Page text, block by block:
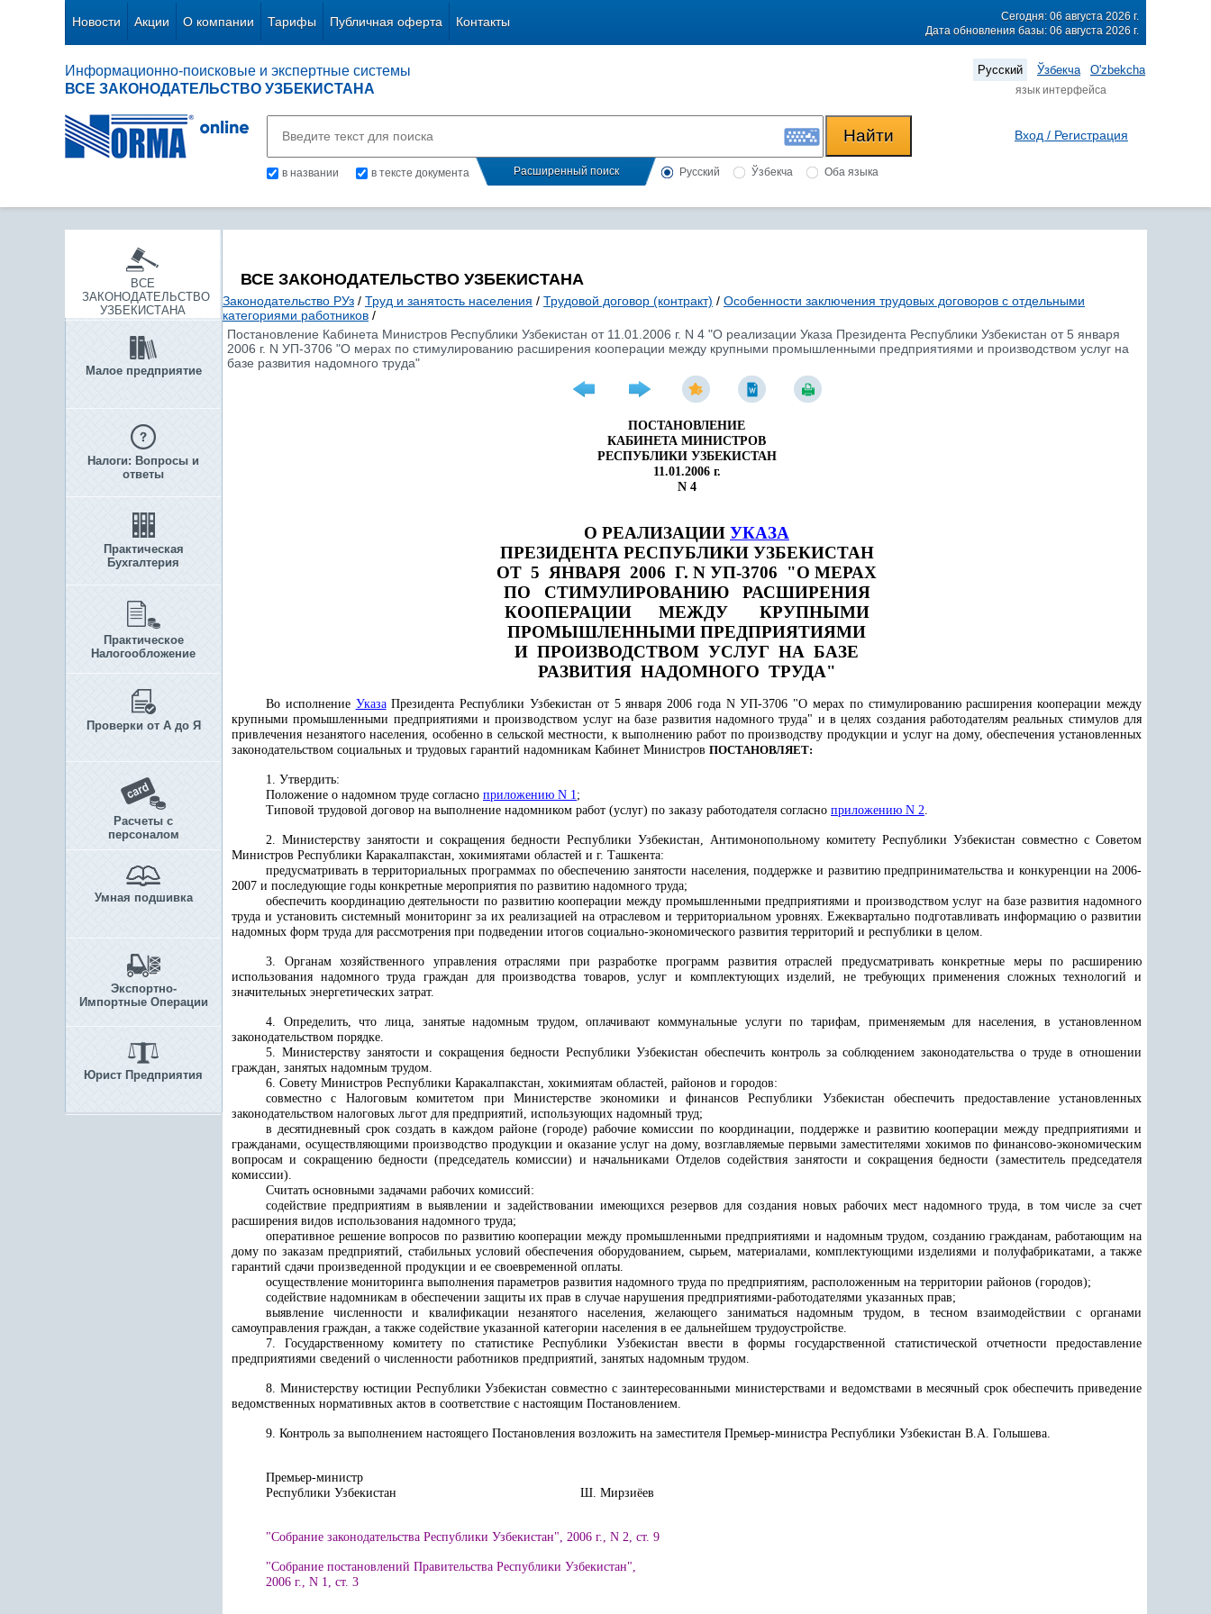
Новости Акции О компании Тарифы Публичная оферта Контакты
Сегодня: 06 августа 2026 г.
Дата обновления базы: 06 августа 2026 г.
Информационно-поисковые и экспертные системы
ВСЕ ЗАКОНОДАТЕЛЬСТВО УЗБЕКИСТАНА
Русский Ўзбекча O'zbekcha
язык интерфейса
в названии в тексте документа Расширенный поиск Русский Ўзбекча Оба языка
Вход / Регистрация
ВСЕ
ЗАКОНОДАТЕЛЬСТВО
УЗБЕКИСТАНА
Малое предприятие
Налоги: Вопросы и
ответы
Практическая
Бухгалтерия
Практическое
Налогообложение
Проверки от А до Я
Расчеты с
персоналом
Умная подшивка
Экспортно-
Импортные Операции
Юрист Предприятия
ВСЕ ЗАКОНОДАТЕЛЬСТВО УЗБЕКИСТАНА
Законодательство РУз / Труд и занятость населения / Трудовой договор (контракт) / Особенности заключения трудовых договоров с отдельными
категориями работников /
Постановление Кабинета Министров Республики Узбекистан от 11.01.2006 г. N 4 "О реализации Указа Президента Республики Узбекистан от 5 января
2006 г. N УП-3706 "О мерах по стимулированию расширения кооперации между крупными промышленными предприятиями и производством услуг на
базе развития надомного труда"
ПОСТАНОВЛЕНИЕ
КАБИНЕТА МИНИСТРОВ
РЕСПУБЛИКИ УЗБЕКИСТАН
11.01.2006 г.
N 4
О РЕАЛИЗАЦИИ УКАЗА
ПРЕЗИДЕНТА РЕСПУБЛИКИ УЗБЕКИСТАН
ОТ 5 ЯНВАРЯ 2006 Г. N УП-3706 "О МЕРАХ
ПО СТИМУЛИРОВАНИЮ РАСШИРЕНИЯ
КООПЕРАЦИИ МЕЖДУ КРУПНЫМИ
ПРОМЫШЛЕННЫМИ ПРЕДПРИЯТИЯМИ
И ПРОИЗВОДСТВОМ УСЛУГ НА БАЗЕ
РАЗВИТИЯ НАДОМНОГО ТРУДА"
Во исполнение УказаПрезидента Республики Узбекистан от 5 января 2006 года N УП-3706 "О мерах по стимулированию расширения кооперации между
крупными промышленными предприятиями и производством услуг на базе развития надомного труда" и в целях создания работодателям реальных стимулов для
привлечения незанятого населения, особенно в сельской местности, к выполнению работ по производству продукции и услуг на дому, обеспечения установленных
законодательством социальных и трудовых гарантий надомникам Кабинет Министров ПОСТАНОВЛЯЕТ:
1. Утвердить:
Положение о надомном труде согласно приложению N 1;
Типовой трудовой договор на выполнение надомником работ (услуг) по заказу работодателя согласно приложению N 2.
2. Министерству занятости и сокращения бедности Республики Узбекистан, Антимонопольному комитету Республики Узбекистан совместно с Советом
Министров Республики Каракалпакстан, хокимиятами областей и г. Ташкента:
предусматривать в территориальных программах по обеспечению занятости населения, поддержке и развитию предпринимательства и конкуренции на 2006-
2007 и последующие годы конкретные мероприятия по развитию надомного труда;
обеспечить координацию деятельности по развитию кооперации между промышленными предприятиями и производством услуг на базе развития надомного
труда и установить системный мониторинг за их реализацией на отраслевом и территориальном уровнях. Ежеквартально подготавливать информацию о развитии
надомных форм труда для рассмотрения при подведении итогов социально-экономического развития территорий и республики в целом.
3. Органам хозяйственного управления отраслями при разработке программ развития отраслей предусматривать конкретные меры по расширению
использования надомного труда граждан для производства товаров, услуг и комплектующих изделий, не требующих применения сложных технологий и
значительных энергетических затрат.
4. Определить, что лица, занятые надомным трудом, оплачивают коммунальные услуги по тарифам, применяемым для населения, в установленном
законодательством порядке.
5. Министерству занятости и сокращения бедности Республики Узбекистан обеспечить контроль за соблюдением законодательства о труде в отношении
граждан, занятых надомным трудом.
6. Совету Министров Республики Каракалпакстан, хокимиятам областей, районов и городов:
совместно с Налоговым комитетом при Министерстве экономики и финансов Республики Узбекистан обеспечить предоставление установленных
законодательством налоговых льгот для предприятий, использующих надомный труд;
в десятидневный срок создать в каждом районе (городе) рабочие комиссии по координации, поддержке и развитию кооперации между предприятиями и
гражданами, осуществляющими производство продукции и оказание услуг на дому, возглавляемые первыми заместителями хокимов по финансово-экономическим
вопросам и сокращению бедности (председатель комиссии) и начальниками Отделов содействия занятости и сокращения бедности (заместитель председателя
комиссии).
Считать основными задачами рабочих комиссий:
содействие предприятиям в выявлении и задействовании имеющихся резервов для создания новых рабочих мест надомного труда, в том числе за счет
расширения видов использования надомного труда;
оперативное решение вопросов по развитию кооперации между промышленными предприятиями и надомным трудом, созданию гражданам, работающим на
дому по заказам предприятий, стабильных условий обеспечения оборудованием, сырьем, материалами, комплектующими изделиями и полуфабрикатами, а также
гарантий сдачи произведенной продукции и ее своевременной оплаты.
осуществление мониторинга выполнения параметров развития надомного труда по предприятиям, расположенным на территории районов (городов);
содействие надомникам в обеспечении защиты их прав в случае нарушения предприятиями-работодателями указанных прав;
выявление численности и квалификации незанятого населения, желающего заниматься надомным трудом, в тесном взаимодействии с органами
самоуправления граждан, а также содействие указанной категории населения в ее дальнейшем трудоустройстве.
7. Государственному комитету по статистике Республики Узбекистан ввести в формы государственной статистической отчетности предоставление
предприятиями сведений о численности работников предприятий, занятых надомным трудом.
8. Министерству юстиции Республики Узбекистан совместно с заинтересованными министерствами и ведомствами в месячный срок обеспечить приведение
ведомственных нормативных актов в соответствие с настоящим Постановлением.
9. Контроль за выполнением настоящего Постановления возложить на заместителя Премьер-министра Республики Узбекистан В.А. Голышева.
Премьер-министр
Республики Узбекистан Ш. Мирзиёев
"Собрание законодательства Республики Узбекистан", 2006 г., N 2, ст. 9
"Собрание постановлений Правительства Республики Узбекистан",
2006 г., N 1, ст. 3